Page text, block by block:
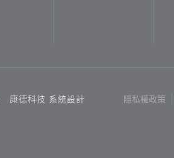
康德科技 系統設計 隱私權政策